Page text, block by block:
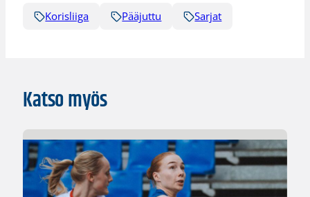
Korisliiga Pääjuttu Sarjat
Katso myös